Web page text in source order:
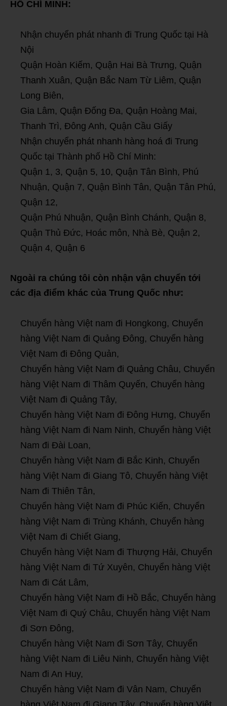
HỒ CHÍ MINH:
Nhận chuyển phát nhanh đi Trung Quốc tại Hà
Nội
Quận Hoàn Kiếm, Quận Hai Bà Trưng, Quận
Thanh Xuân, Quận Bắc Nam Từ Liêm, Quận
Long Biên,
Gia Lâm, Quận Đống Đa, Quận Hoàng Mai,
Thanh Trì, Đông Anh, Quận Cầu Giấy
Nhận chuyển phát nhanh hàng hoá đi Trung
Quốc tại Thành phố Hồ Chí Minh:
Quận 1, 3, Quận 5, 10, Quận Tân Bình, Phú
Nhuận, Quận 7, Quận Bình Tân, Quận Tân Phú,
Quận 12,
Quận Phú Nhuận, Quận Bình Chánh, Quận 8,
Quận Thủ Đức, Hoác môn, Nhà Bè, Quận 2,
Quận 4, Quận 6
Ngoài ra chúng tôi còn nhận vận chuyển tới
các địa điểm khác của Trung Quốc như:
Chuyển hàng Việt nam đi Hongkong, Chuyển
hàng Việt Nam đi Quảng Đông, Chuyển hàng
Việt Nam đi Đông Quản,
Chuyển hàng Việt Nam đi Quảng Châu, Chuyển
hàng Việt Nam đi Thâm Quyến, Chuyển hàng
Việt Nam đi Quảng Tây,
Chuyển hàng Việt Nam đi Đông Hưng, Chuyển
hàng Việt Nam đi Nam Ninh, Chuyển hàng Việt
Nam đi Đài Loan,
Chuyển hàng Việt Nam đi Bắc Kinh, Chuyển
hàng Việt Nam đi Giang Tô, Chuyển hàng Việt
Nam đi Thiên Tân,
Chuyển hàng Việt Nam đi Phúc Kiến, Chuyển
hàng Việt Nam đi Trùng Khánh, Chuyển hàng
Việt Nam đi Chiết Giang,
Chuyển hàng Việt Nam đi Thượng Hải, Chuyển
hàng Việt Nam đi Tứ Xuyên, Chuyển hàng Việt
Nam đi Cát Lâm,
Chuyển hàng Việt Nam đi Hồ Bắc, Chuyển hàng
Việt Nam đi Quý Châu, Chuyển hàng Việt Nam
đi Sơn Đông,
Chuyển hàng Việt Nam đi Sơn Tây, Chuyển
hàng Việt Nam đi Liêu Ninh, Chuyển hàng Việt
Nam đi An Huy,
Chuyển hàng Việt Nam đi Vân Nam, Chuyển